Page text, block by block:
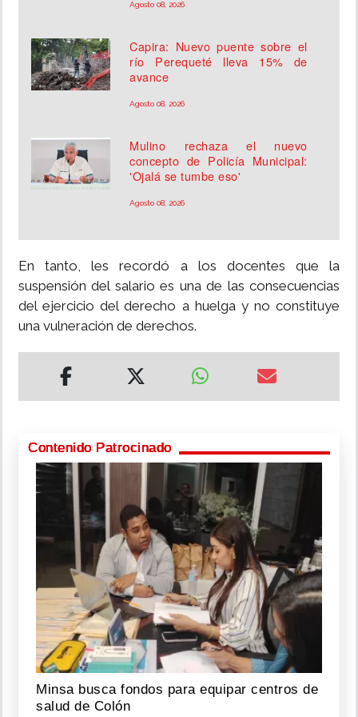
Agosto 08, 2026
Capira: Nuevo puente sobre el
río Perequeté lleva 15% de
avance
Agosto 08, 2026
Mulino rechaza el nuevo
concepto de Policía Municipal:
'Ojalá se tumbe eso'
Agosto 08, 2026
En tanto, les recordó a los docentes que la
suspensión del salario es una de las consecuencias
del ejercicio del derecho a huelga y no constituye
una vulneración de derechos.
Contenido Patrocinado
Minsa busca fondos para equipar centros de
salud de Colón